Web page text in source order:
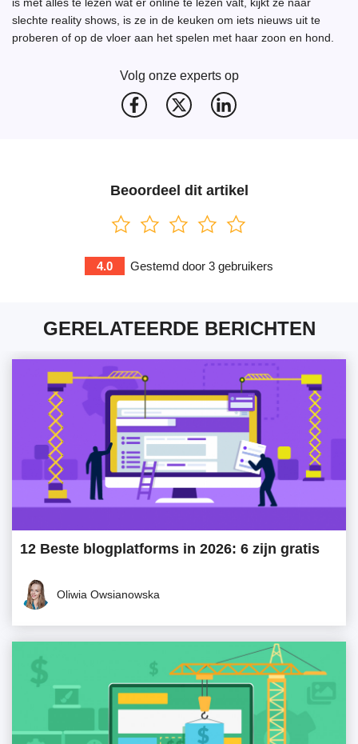
slechte reality shows, is ze in de keuken om iets nieuws uit te
proberen of op de vloer aan het spelen met haar zoon en hond.
Volg onze experts op
Beoordeel dit artikel
4.0 Gestemd door 3 gebruikers
GERELATEERDE BERICHTEN
12 Beste blogplatforms in 2026: 6 zijn gratis
Oliwia Owsianowska